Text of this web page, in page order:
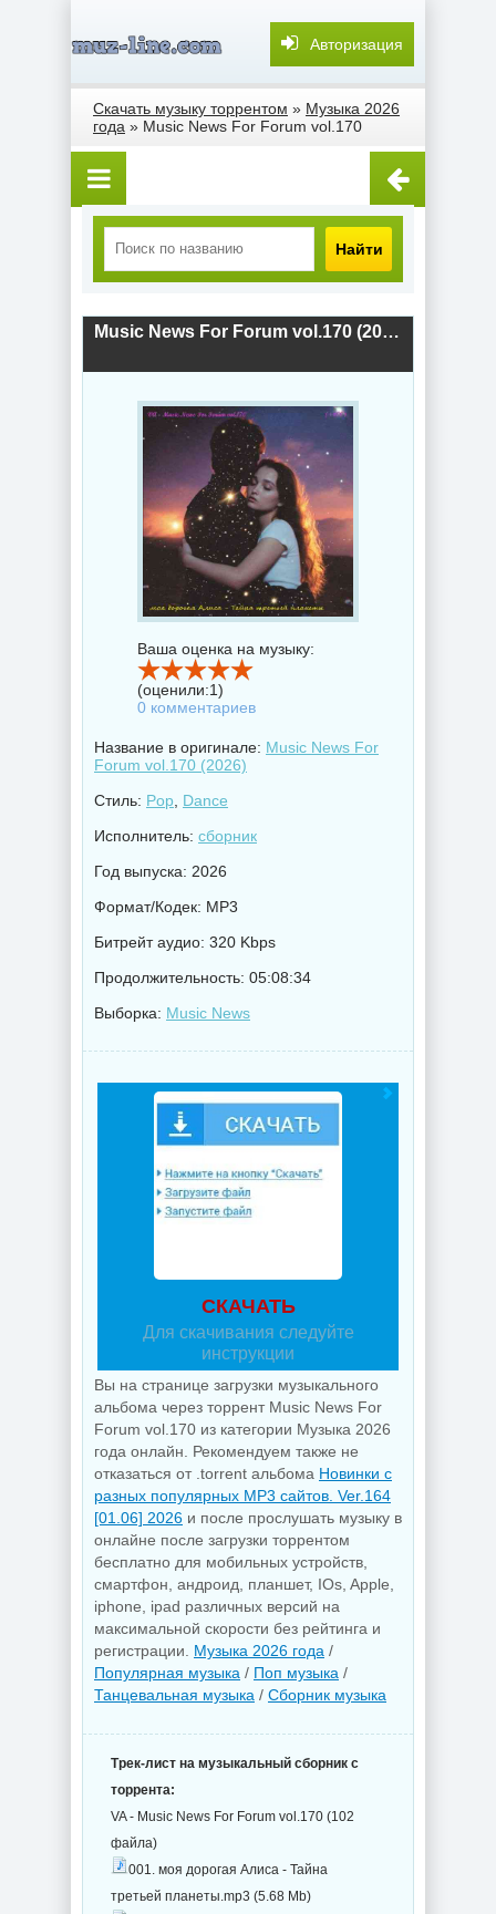
Авторизация
Скачать музыку торрентом » Музыка 2026
года » Music News For Forum vol.170
Найти
Music News For Forum vol.170 (2026) скачать торрент
Ваша оценка на музыку:
(оценили:1)
0 комментариев
Название в оригинале: Music News For
Forum vol.170 (2026)
Стиль: Pop Dance
Исполнитель: сборник
Год выпуска: 2026
Формат/Кодек: MP3
Битрейт аудио: 320 Kbps
Продолжительность: 05:08:34
Выборка: Music News
СКАЧАТЬ
Для скачивания следуйте
инструкции
Вы на странице загрузки музыкального
альбома через торрент Music News For
Forum vol.170 из категории Музыка 2026
года онлайн. Рекомендуем также не
отказаться от .torrent альбома Новинки с
разных популярных MP3 сайтов. Ver.164
[01.06] 2026 и после прослушать музыку в
онлайне после загрузки торрентом
бесплатно для мобильных устройств,
смартфон, андроид, планшет, IOs, Apple,
iphone, ipad различных версий на
максимальной скорости без рейтинга и
регистрации. Музыка 2026 года /
Популярная музыка / Поп музыка /
Танцевальная музыка / Сборник музыка
Трек-лист на музыкальный сборник с
торрента:
VA - Music News For Forum vol.170 (102
файла)
001. моя дорогая Алиса - Тайна
третьей планеты.mp3 (5.68 Mb)